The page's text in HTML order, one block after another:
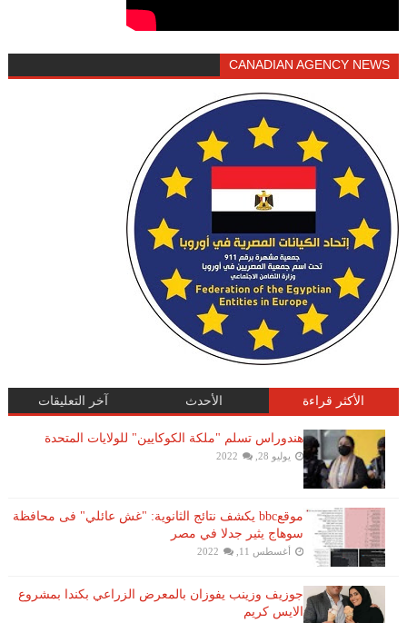
CANADIAN AGENCY NEWS
الأكثر قراءة الأحدث آخر التعليقات
هندوراس تسلم "ملكة الكوكايين" للولايات المتحدة
يوليو 28, 2022
موقعbbc يكشف نتائج الثانوية: "غش عائلي" فى محافظة
سوهاج يثير جدلا في مصر
أغسطس 11, 2022
جوزيف وزينب يفوزان بالمعرض الزراعي بكندا بمشروع
الايس كريم